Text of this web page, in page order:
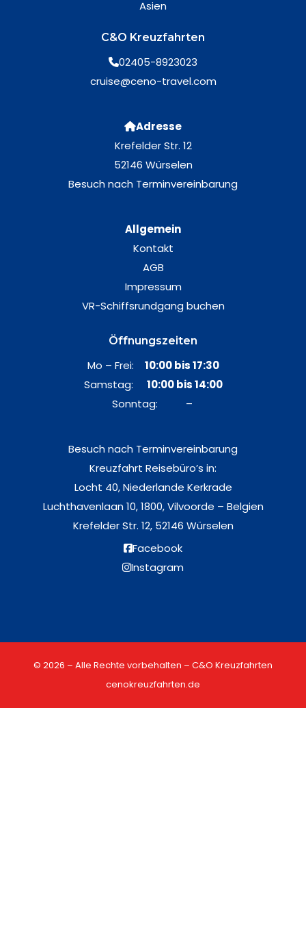
Asien
C&O Kreuzfahrten
02405-8923023
cruise@ceno-travel.com
Adresse
Krefelder Str. 12
52146 Würselen
Besuch nach Terminvereinbarung
Allgemein
Kontakt
AGB
Impressum
VR-Schiffsrundgang buchen
Öffnungszeiten
Mo – Frei: 10:00 bis 17:30
Samstag: 10:00 bis 14:00
Sonntag: –
Besuch nach Terminvereinbarung
Kreuzfahrt Reisebüro’s in:
Locht 40, Niederlande Kerkrade
Luchthavenlaan 10, 1800, Vilvoorde – Belgien
Krefelder Str. 12, 52146 Würselen
Facebook
Instagram
© 2026 – Alle Rechte vorbehalten – C&O Kreuzfahrten
cenokreuzfahrten.de